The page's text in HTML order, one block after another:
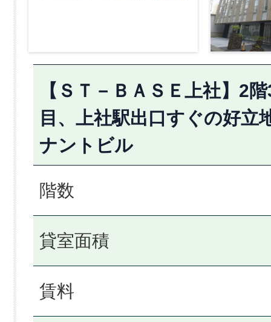
【ＳＴ－ＢＡＳＥ上社】2
目、上社駅出口すぐの好
ナントビル
階数
貸室面積
賃料